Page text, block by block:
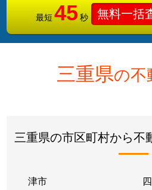
最短 45 秒 無料一括
三重県の不
三重県の市区町村から不
津市